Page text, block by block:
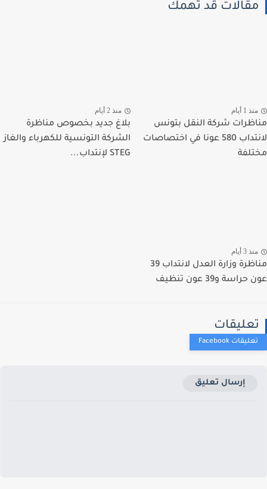
قد تهمك
1 أيام
شركة النقل بتونس
لانتداب 580 عونا في اختصاصات
منذ 2 أيام
بلاغ جديد بخصوص مناظرة
الشركة التونسية للكهرباء والغاز
STEG لإنتداب...
3 أيام
مناظرة وزارة العدل لانتداب 39
و39 عون تنظيف
إرسال تعليق